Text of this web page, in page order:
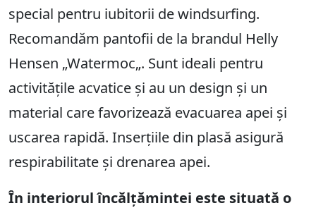
special pentru iubitorii de windsurfing.
Recomandăm pantofii de la brandul Helly
Hensen „Watermoc„. Sunt ideali pentru
activitățile acvatice și au un design și un
material care favorizează evacuarea apei și
uscarea rapidă. Inserțiile din plasă asigură
respirabilitate și drenarea apei.
În interiorul încălțămintei este situată o